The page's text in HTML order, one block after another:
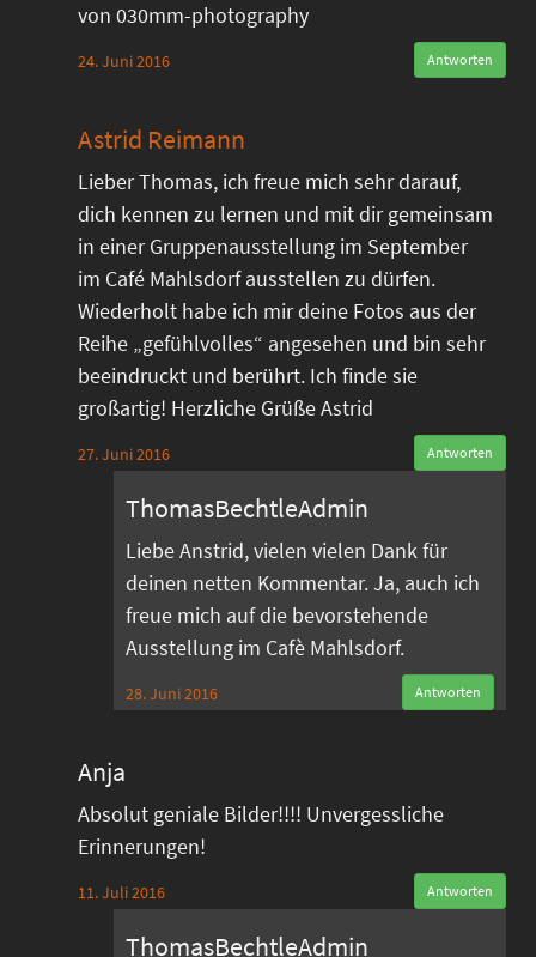
von 030mm-photography
24. Juni 2016 Antworten
Astrid Reimann
Lieber Thomas, ich freue mich sehr darauf,
dich kennen zu lernen und mit dir gemeinsam
in einer Gruppenausstellung im September
im Café Mahlsdorf ausstellen zu dürfen.
Wiederholt habe ich mir deine Fotos aus der
Reihe „gefühlvolles“ angesehen und bin sehr
beeindruckt und berührt. Ich finde sie
großartig! Herzliche Grüße Astrid
27. Juni 2016 Antworten
ThomasBechtleAdmin
Liebe Anstrid, vielen vielen Dank für
deinen netten Kommentar. Ja, auch ich
freue mich auf die bevorstehende
Ausstellung im Cafè Mahlsdorf.
28. Juni 2016 Antworten
Anja
Absolut geniale Bilder!!!! Unvergessliche
Erinnerungen!
11. Juli 2016 Antworten
ThomasBechtleAdmin